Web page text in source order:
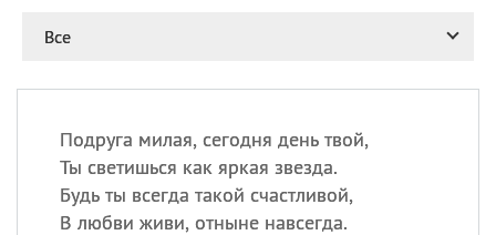
Все
Подруга милая, сегодня день твой,
Ты светишься как яркая звезда.
Будь ты всегда такой счастливой,
В любви живи, отныне навсегда.
день
рисового пудинга
09.08
День Дымняшки
(Smokey Bear Day)